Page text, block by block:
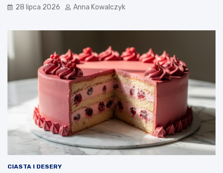
28 lipca 2026 Anna Kowalczyk
CIASTA I DESERY